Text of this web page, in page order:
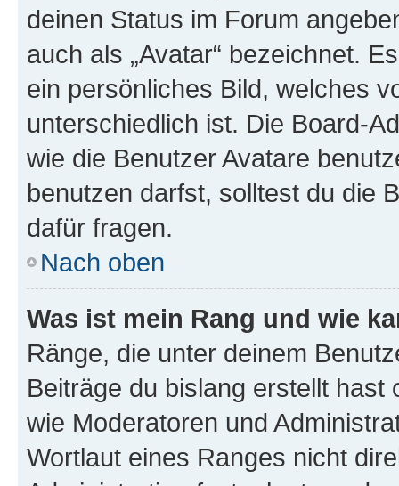
deinen Status im Forum
auch als „Avatar“ bezeichnet.
ein persönliches Bild, welches
unterschiedlich ist. Die Board-
wie die Benutzer Avatare
benutzen darfst, solltest du die
dafür fragen.
Nach oben
Was ist mein Rang und wie
Ränge, die unter deinem
Beiträge du bislang erstellt
wie Moderatoren und
Wortlaut eines Ranges nicht